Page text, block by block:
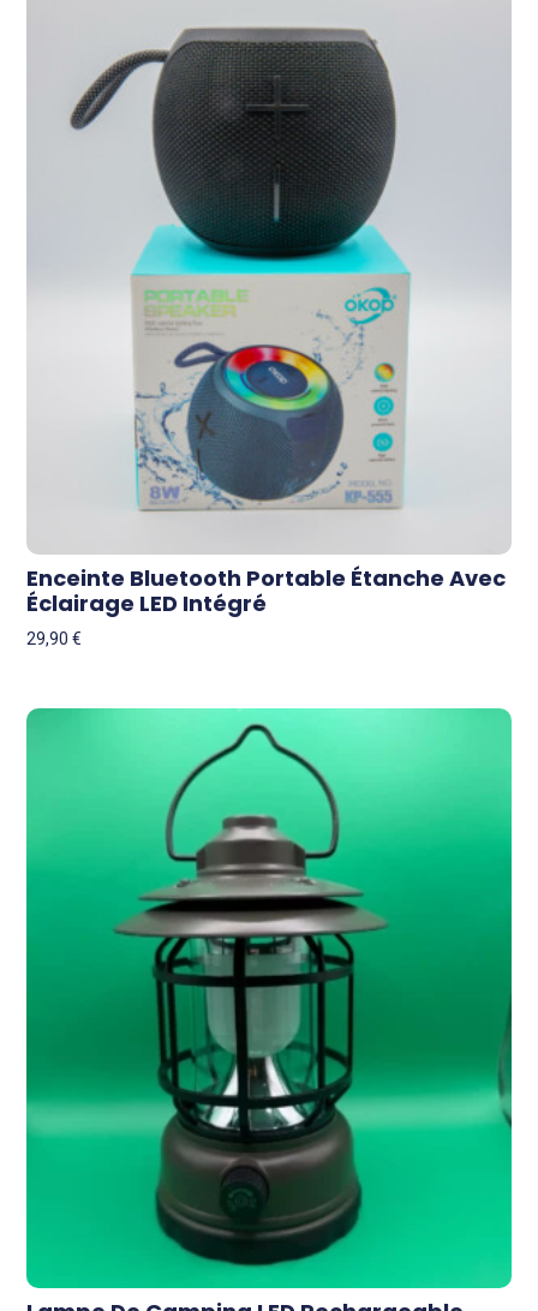
Enceinte Bluetooth Portable Étanche Avec
Éclairage LED Intégré
29,90€